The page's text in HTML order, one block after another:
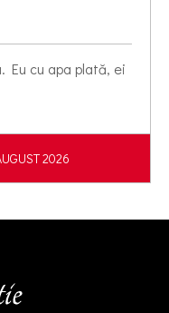
Eu cu apa plată, ei
2026